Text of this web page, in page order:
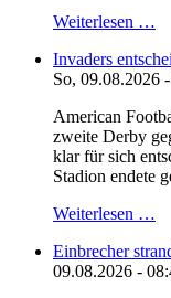
Weiterlesen …
Invaders
So, 09.08.2026
American
zweite Derby
klar für sich
Stadion endete
Weiterlesen …
Einbrecher
09.08.2026 -